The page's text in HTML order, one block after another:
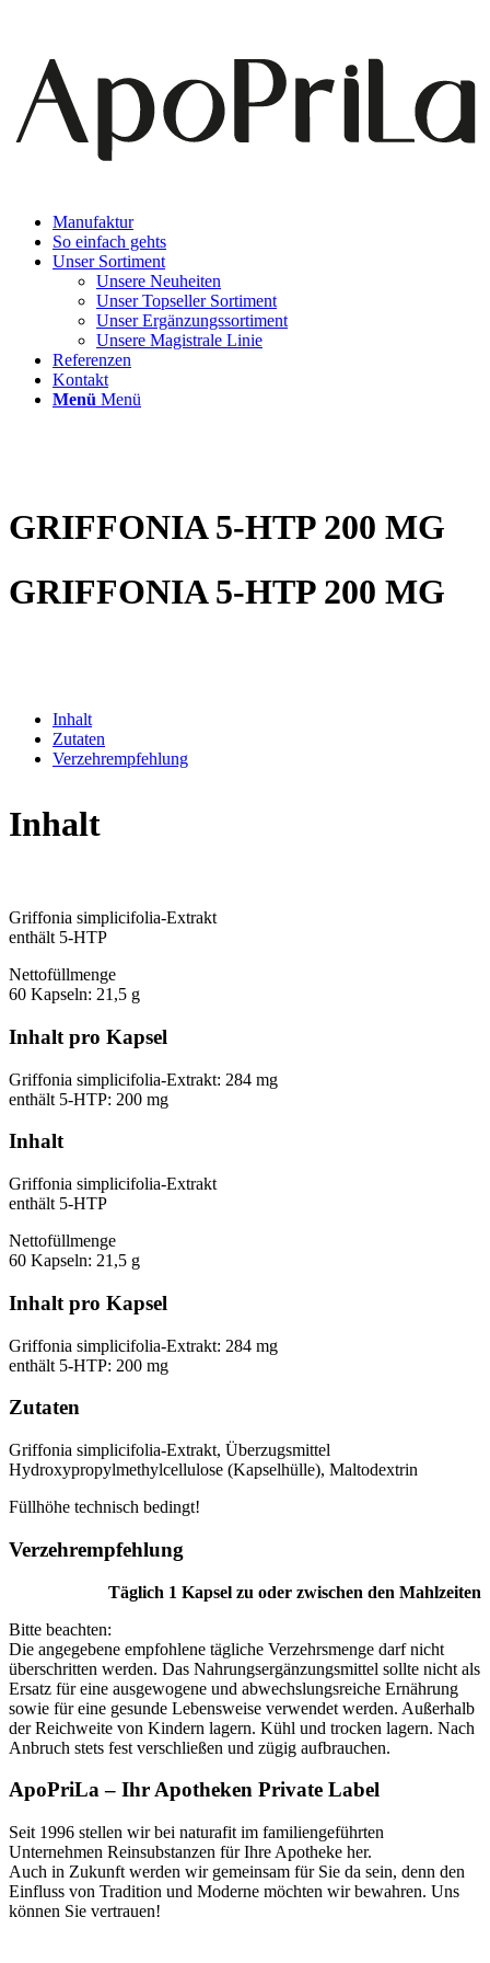
Manufaktur
So einfach gehts
Unser Sortiment
Unsere Neuheiten
Unser Topseller Sortiment
Unser Ergänzungssortiment
Unsere Magistrale Linie
Referenzen
Kontakt
Menü Menü
GRIFFONIA 5-HTP 200 MG
GRIFFONIA 5-HTP 200 MG
Inhalt
Zutaten
Verzehrempfehlung
Inhalt
Griffonia simplicifolia-Extrakt
enthält 5-HTP
Nettofüllmenge
60 Kapseln: 21,5 g
Inhalt pro Kapsel
Griffonia simplicifolia-Extrakt: 284 mg
enthält 5-HTP: 200 mg
Inhalt
Griffonia simplicifolia-Extrakt
enthält 5-HTP
Nettofüllmenge
60 Kapseln: 21,5 g
Inhalt pro Kapsel
Griffonia simplicifolia-Extrakt: 284 mg
enthält 5-HTP: 200 mg
Zutaten
Griffonia simplicifolia-Extrakt, Überzugsmittel
Hydroxypropylmethylcellulose (Kapselhülle), Maltodextrin
Füllhöhe technisch bedingt!
Verzehr­empfehlung
Täglich 1 Kapsel zu oder zwischen den Mahlzeiten
Bitte beachten:
Die angegebene empfohlene tägliche Verzehrsmenge darf nicht
überschritten werden. Das Nahrungsergänzungsmittel sollte nicht als
Ersatz für eine ausgewogene und abwechslungsreiche Ernährung
sowie für eine gesunde Lebensweise verwendet werden. Außerhalb
der Reichweite von Kindern lagern. Kühl und trocken lagern. Nach
Anbruch stets fest verschließen und zügig aufbrauchen.
ApoPriLa – Ihr Apotheken Private Label
Seit 1996 stellen wir bei naturafit im familiengeführten
Unternehmen Reinsubstanzen für Ihre Apotheke her.
Auch in Zukunft werden wir gemeinsam für Sie da sein, denn den
Einfluss von Tradition und Moderne möchten wir bewahren. Uns
können Sie vertrauen!